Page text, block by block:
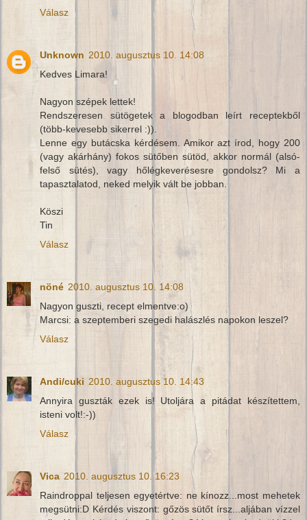
Válasz
Unknown 2010. augusztus 10. 14:08
Kedves Limara!
Nagyon szépek lettek!
Rendszeresen sütögetek a blogodban leírt receptekből
(több-kevesebb sikerrel :)).
Lenne egy butácska kérdésem. Amikor azt írod, hogy 200
(vagy akárhány) fokos sütőben sütöd, akkor normál (alsó-
felső sütés), vagy hőlégkeverésesre gondolsz? Mi a
tapasztalatod, neked melyik vált be jobban.
Köszi
Tin
Válasz
nöné 2010. augusztus 10. 14:08
Nagyon guszti, recept elmentve:o)
Marcsi: a szeptemberi szegedi halászlés napokon leszel?
Válasz
Andi/cuki 2010. augusztus 10. 14:43
Annyira guszták ezek is! Utoljára a pitádat készítettem,
isteni volt!:-))
Válasz
Vica 2010. augusztus 10. 16:23
Raindroppal teljesen egyetértve: ne kínozz...most mehetek
megsütni:D Kérdés viszont: gőzös sütőt írsz...aljában vízzel